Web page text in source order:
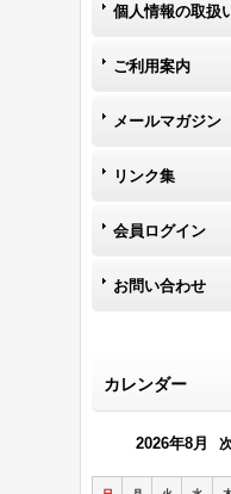
個人情報の取扱
ご利用案内
メールマガジン
リンク集
会員ログイン
お問い合わせ
カレンダー
2026年8月